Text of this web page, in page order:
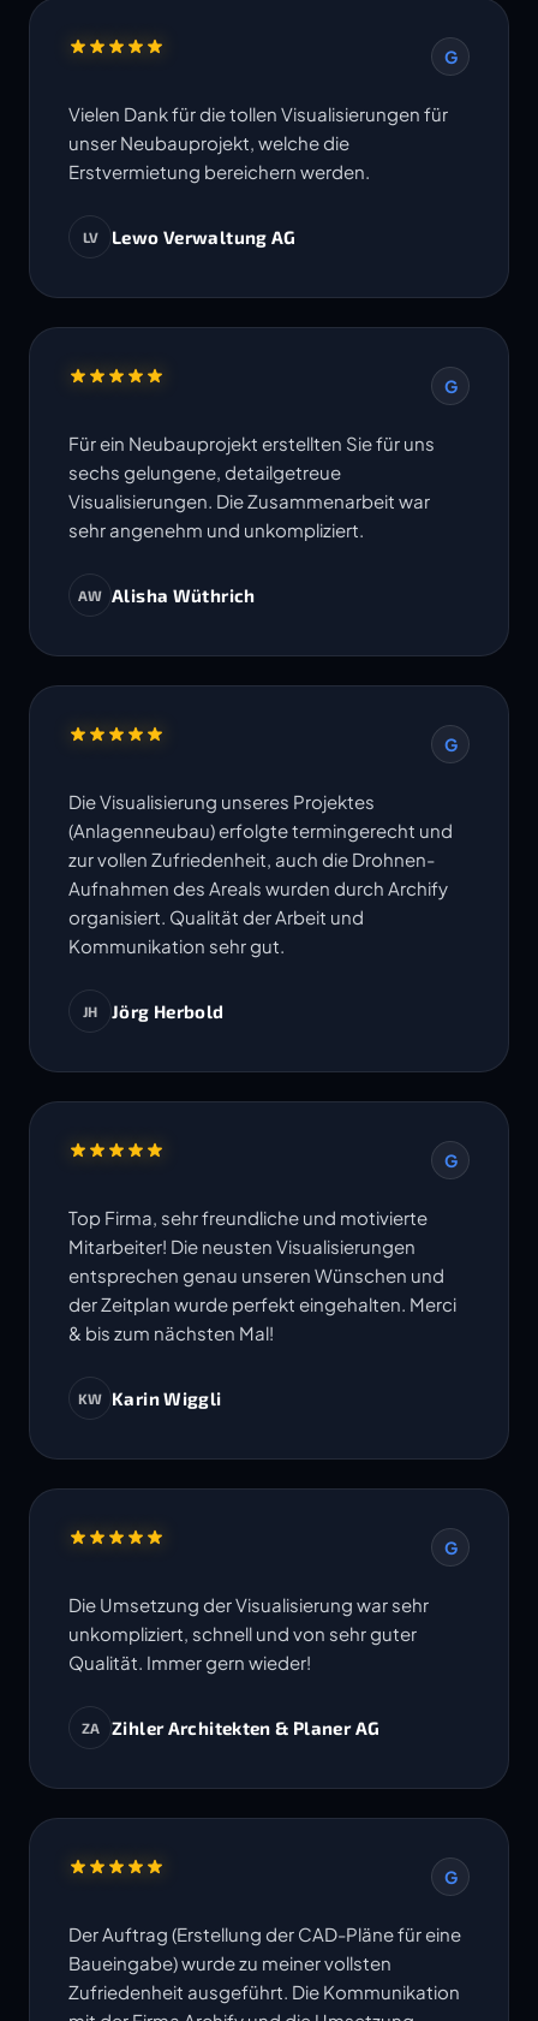
G
Vielen Dank für die tollen Visualisierungen für
unser Neubauprojekt, welche die
Erstvermietung bereichern werden.
LV Lewo Verwaltung AG
G
Für ein Neubauprojekt erstellten Sie für uns
sechs gelungene, detailgetreue
Visualisierungen. Die Zusammenarbeit war
sehr angenehm und unkompliziert.
AW Alisha Wüthrich
G
Die Visualisierung unseres Projektes
(Anlagenneubau) erfolgte termingerecht und
zur vollen Zufriedenheit, auch die Drohnen-
Aufnahmen des Areals wurden durch Archify
organisiert. Qualität der Arbeit und
Kommunikation sehr gut.
JH Jörg Herbold
G
Top Firma, sehr freundliche und motivierte
Mitarbeiter! Die neusten Visualisierungen
entsprechen genau unseren Wünschen und
der Zeitplan wurde perfekt eingehalten. Merci
& bis zum nächsten Mal!
KW Karin Wiggli
G
Die Umsetzung der Visualisierung war sehr
unkompliziert, schnell und von sehr guter
Qualität. Immer gern wieder!
ZA Zihler Architekten & Planer AG
G
Der Auftrag (Erstellung der CAD-Pläne für eine
Baueingabe) wurde zu meiner vollsten
Zufriedenheit ausgeführt. Die Kommunikation